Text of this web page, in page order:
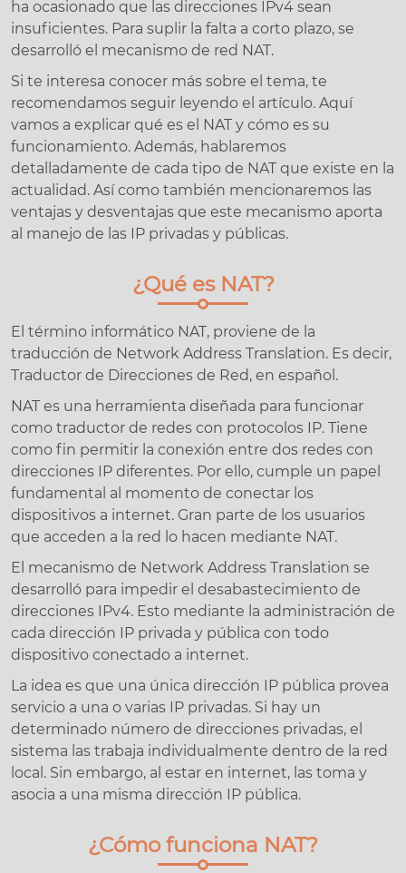
ha ocasionado que las direcciones IPv4 sean
insuficientes. Para suplir la falta a corto plazo, se
desarrolló el mecanismo de red NAT.
Si te interesa conocer más sobre el tema, te
recomendamos seguir leyendo el artículo. Aquí
vamos a explicar qué es el NAT y cómo es su
funcionamiento. Además, hablaremos
detalladamente de cada tipo de NAT que existe en la
actualidad. Así como también mencionaremos las
ventajas y desventajas que este mecanismo aporta
al manejo de las IP privadas y públicas.
¿Qué es NAT?
El término informático NAT, proviene de la
traducción de Network Address Translation. Es decir,
Traductor de Direcciones de Red, en español.
NAT es una herramienta diseñada para funcionar
como traductor de redes con protocolos IP. Tiene
como fin permitir la conexión entre dos redes con
direcciones IP diferentes. Por ello, cumple un papel
fundamental al momento de conectar los
dispositivos a internet. Gran parte de los usuarios
que acceden a la red lo hacen mediante NAT.
El mecanismo de Network Address Translation se
desarrolló para impedir el desabastecimiento de
direcciones IPv4. Esto mediante la administración de
cada dirección IP privada y pública con todo
dispositivo conectado a internet.
La idea es que una única dirección IP pública provea
servicio a una o varias IP privadas. Si hay un
determinado número de direcciones privadas, el
sistema las trabaja individualmente dentro de la red
local. Sin embargo, al estar en internet, las toma y
asocia a una misma dirección IP pública.
¿Cómo funciona NAT?